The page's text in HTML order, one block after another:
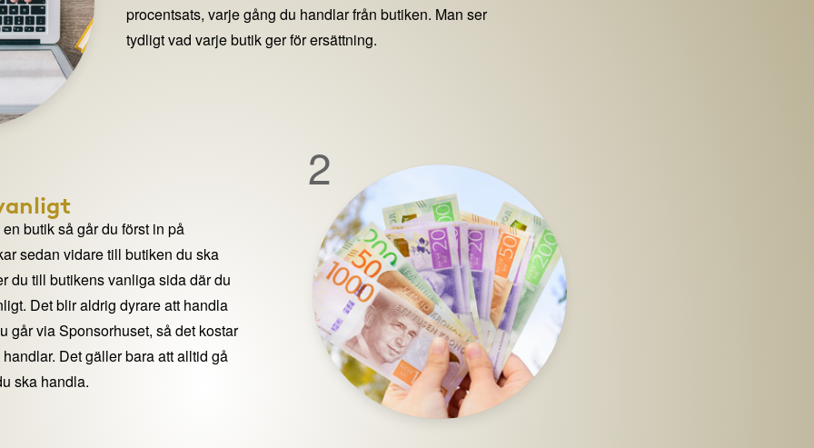
procentsats, varje gång du handlar från butiken. Man ser
tydligt vad varje butik ger för ersättning.
2
butik så går du först in på
sedan vidare till butiken du ska
du till butikens vanliga sida där du
Det blir aldrig dyrare att handla
går via Sponsorhuset, så det kostar
Det gäller bara att alltid gå
ska handla.